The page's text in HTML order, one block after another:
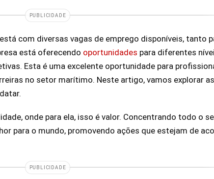
PUBLICIDADE
com diversas vagas de emprego disponíveis, tanto
está oferecendo oportunidades para diferentes
Esta é uma excelente oportunidade para
no setor marítimo. Neste artigo, vamos explorar
onde para ela, isso é valor. Concentrando todo o
para o mundo, promovendo ações que estejam de
PUBLICIDADE